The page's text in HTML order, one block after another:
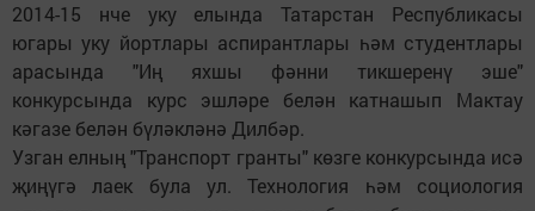
2014-15 нче уку елында Татарстан Республикасы
югары уку йортлары аспирантлары һәм студентлары
арасында "Иң яхшы фәнни тикшеренү эше"
конкурсында курс эшләре белән катнашып Мактау
кәгазе белән бүләкләнә Дилбәр.
Узган елның "Транспорт гранты" көзге конкурсында исә
җиңүгә лаек була ул. Технология һәм социология